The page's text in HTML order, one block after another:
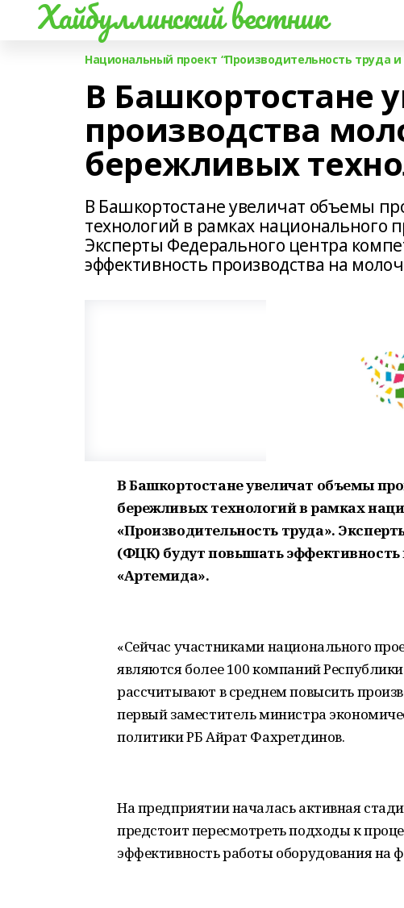
Хайбуллинский вестник
Национальный проект “Производительность труда
В Башкортостане
производства
бережливых
В Башкортостане увеличат объемы
технологий в рамках национального
Эксперты Федерального центра
эффективность производства на
В Башкортостане увеличат объемы
бережливых технологий в рамках
«Производительность труда».
(ФЦК) будут повышать
«Артемида».
«Сейчас участниками национального
являются более 100 компаний
рассчитывают в среднем повысить
первый заместитель министра
политики РБ Айрат Фахретдинов.
На предприятии началась активная
предстоит пересмотреть подходы к
эффективность работы оборудования на